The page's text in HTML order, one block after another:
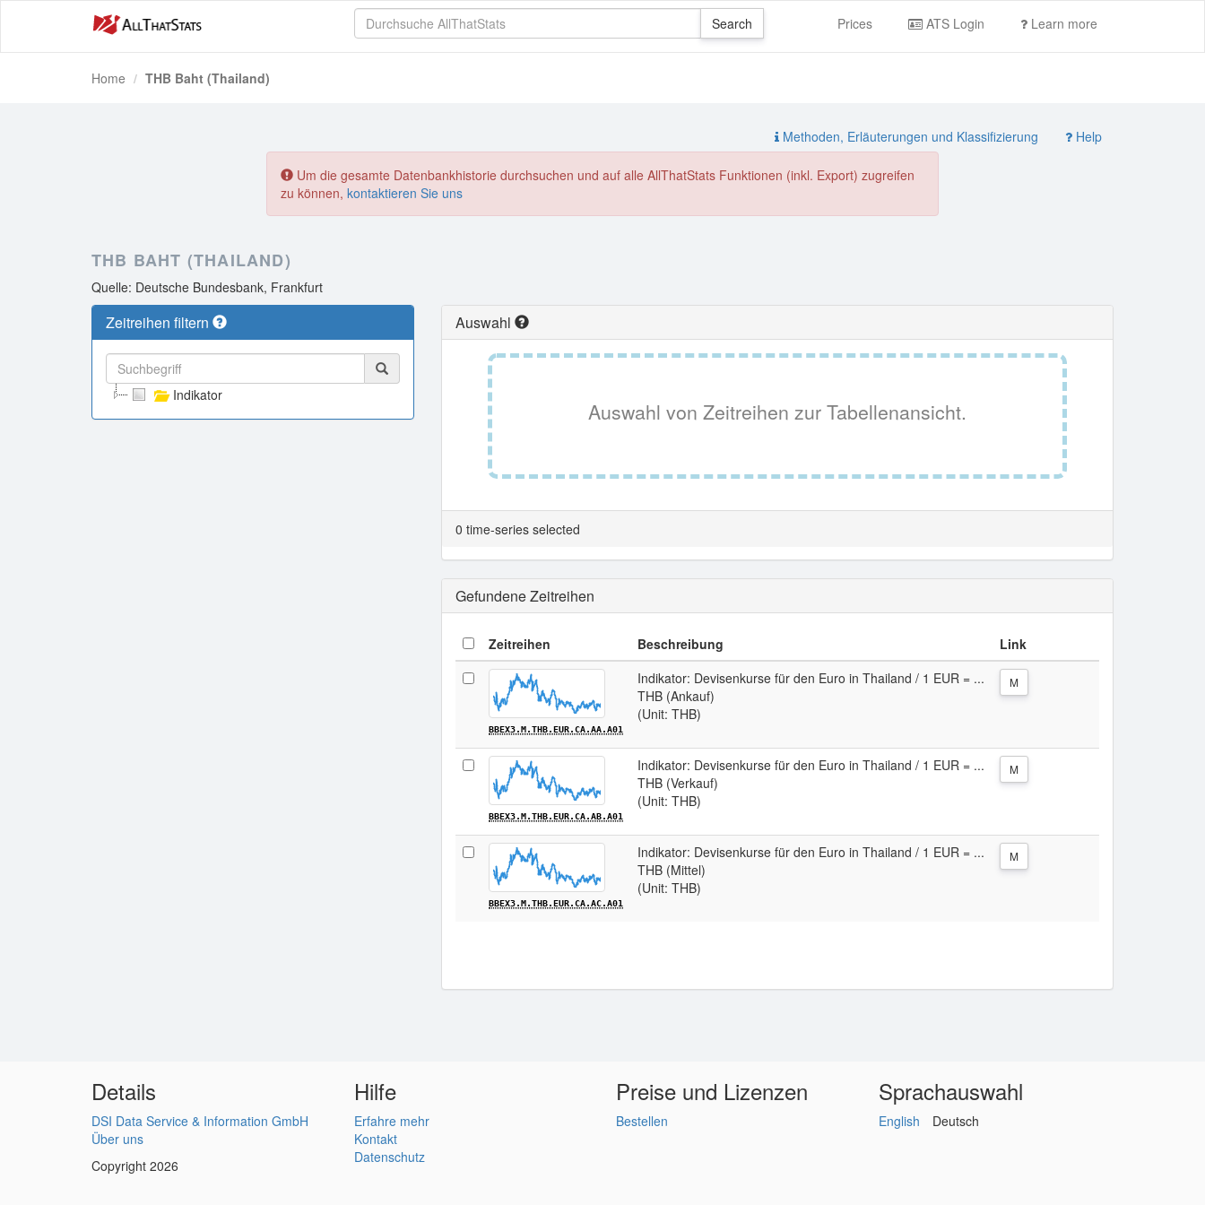
Prices ATS Login Learn more
Home THB Baht (Thailand)
Methoden, Erläuterungen und Klassifizierung Help
Um die gesamte Datenbankhistorie durchsuchen und auf alle AllThatStats Funktionen (inkl. Export) zugreifen
zu können, kontaktieren Sie uns
THB BAHT (THAILAND)
Quelle: Deutsche Bundesbank, Frankfurt
Zeitreihen filtern
Indikator
Auswahl
Auswahl von Zeitreihen zur Tabellenansicht.
0 time-series selected
Gefundene Zeitreihen
Zeitreihen Beschreibung Link
BBEX3.M.THB.EUR.CA.AA.A01
Indikator: Devisenkurse für den Euro in Thailand / 1 EUR = ...
THB (Ankauf)
(Unit: THB)
M
BBEX3.M.THB.EUR.CA.AB.A01
Indikator: Devisenkurse für den Euro in Thailand / 1 EUR = ...
THB (Verkauf)
(Unit: THB)
M
BBEX3.M.THB.EUR.CA.AC.A01
Indikator: Devisenkurse für den Euro in Thailand / 1 EUR = ...
THB (Mittel)
(Unit: THB)
M
Details
DSI Data Service & Information GmbH
Über uns
Copyright 2026
Hilfe
Erfahre mehr
Kontakt
Datenschutz
Preise und Lizenzen
Bestellen
Sprachauswahl
English Deutsch